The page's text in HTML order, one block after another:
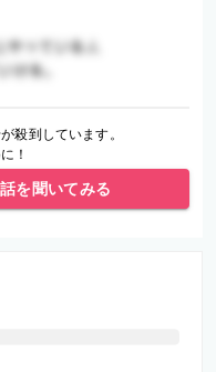
殺到しています。
！
を聞いてみる